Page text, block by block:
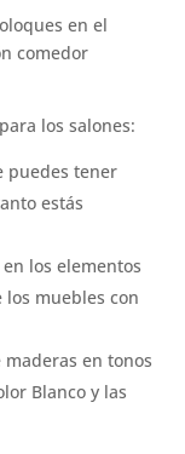
en el
comedor
los salones:
puedes tener
estás
los elementos
los muebles con
en tonos
Blanco y las